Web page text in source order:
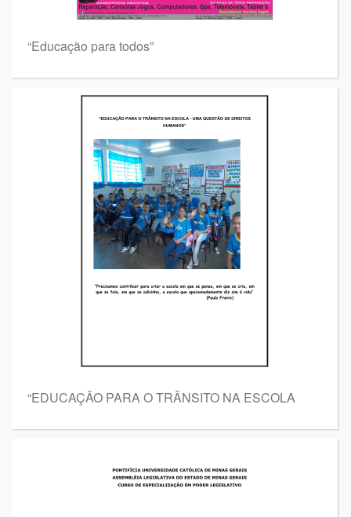
“Educação para todos”
“EDUCAÇÃO PARA O TRÂNSITO NA ESCOLA